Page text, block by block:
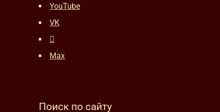
YouTube
VK
Max
Поиск по сайту